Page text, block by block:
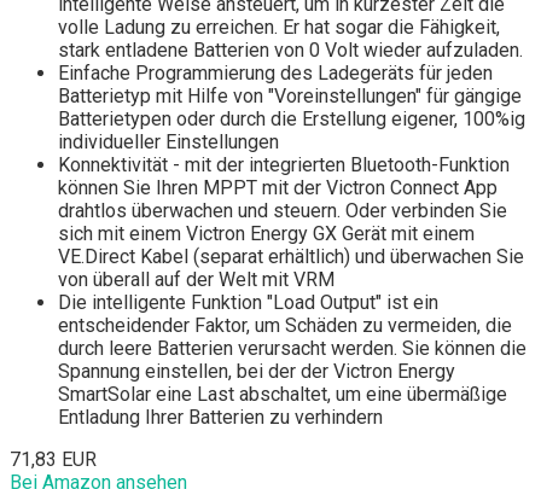
volle Ladung zu erreichen. Er hat sogar die Fähigkeit,
stark entladene Batterien von 0 Volt wieder aufzuladen.
Einfache Programmierung des Ladegeräts für jeden
Batterietyp mit Hilfe von "Voreinstellungen" für gängige
Batterietypen oder durch die Erstellung eigener, 100%ig
individueller Einstellungen
Konnektivität - mit der integrierten Bluetooth-Funktion
können Sie Ihren MPPT mit der Victron Connect App
drahtlos überwachen und steuern. Oder verbinden Sie
sich mit einem Victron Energy GX Gerät mit einem
VE.Direct Kabel (separat erhältlich) und überwachen Sie
von überall auf der Welt mit VRM
Die intelligente Funktion "Load Output" ist ein
entscheidender Faktor, um Schäden zu vermeiden, die
durch leere Batterien verursacht werden. Sie können die
Spannung einstellen, bei der der Victron Energy
SmartSolar eine Last abschaltet, um eine übermäßige
Entladung Ihrer Batterien zu verhindern
71,83 EUR
Bei Amazon ansehen